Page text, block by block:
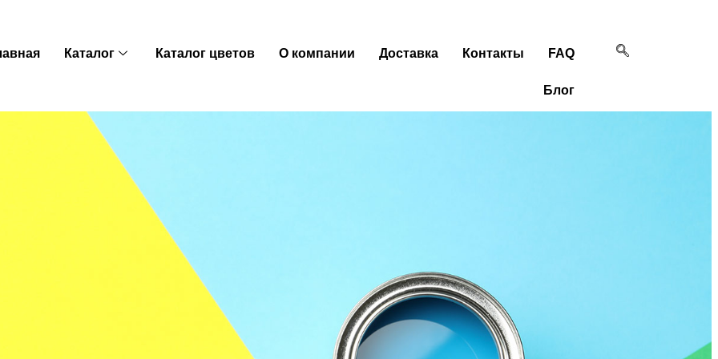
Каталог Каталог цветов O компании Доставка Контакты FAQ
Блог